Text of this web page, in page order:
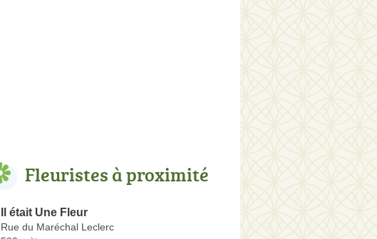
Fleuristes à proximité
Il était Une Fleur
Rue du Maréchal Leclerc